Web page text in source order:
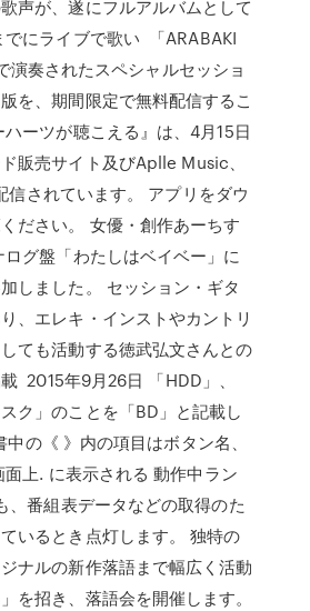
声が、遂にフルアルバムとして
にライブで歌い 「ARABAKI
演奏されたスペシャルセッショ
を、期間限定で無料配信するこ
ーツが聴こえる』は、4月15日
販売サイト及びAplle Music、
されています。 アプリをダウ
ださい。 女優・創作あーちす
グ盤「わたしはベイベー」に
しました。 セッション・ギタ
、エレキ・インストやカントリ
ても活動する徳武弘文さんとの
2015年9月26日 「HDD」、
ク」のことを「BD」と記載し
の《 》内の項目はボタン名、
面上. に表示される 動作中ラン
、番組表データなどの取得のた
いるとき点灯します。 独特の
ナルの新作落語まで幅広く活動
を招き、落語会を開催します。